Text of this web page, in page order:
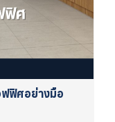
ฟิศอย่างมือ